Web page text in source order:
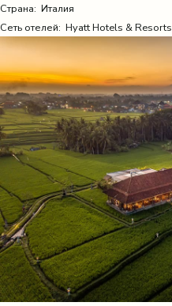
Страна: Италия
Сеть отелей: Hyatt Hotels & Resorts